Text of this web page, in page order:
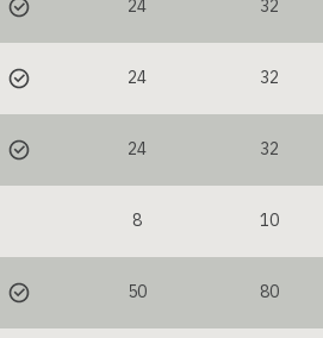
24 32
24 32
24 32
8 10
50 80